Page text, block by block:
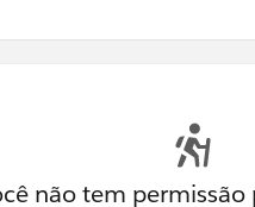
não tem permissão